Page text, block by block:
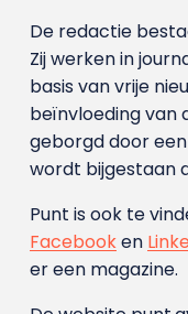
De redactie
Zij werken in
basis van vrije
beïnvloeding van
geborgd door een
wordt bijgestaan
Punt is ook te
Facebooken
er een magazine.